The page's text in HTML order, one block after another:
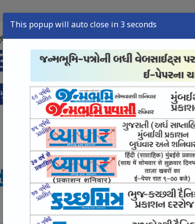
મુખ્ય સમાચાર ક્રાઇમ ન્યુઝ સ્પોર્ટ્સ ન્યુઝ તંત્રી લેખ
This popup will auto close in 2 seconds
સાયબર ક્રાઈમ ઉપર સકંજો કસવા સુપ્રીમનો આદેશ
August 07, Fri, 2026
યુવાનો સાથે સંઘર્ષ નહીં પણ સંવાદની સુપ્રીમ સલાહ